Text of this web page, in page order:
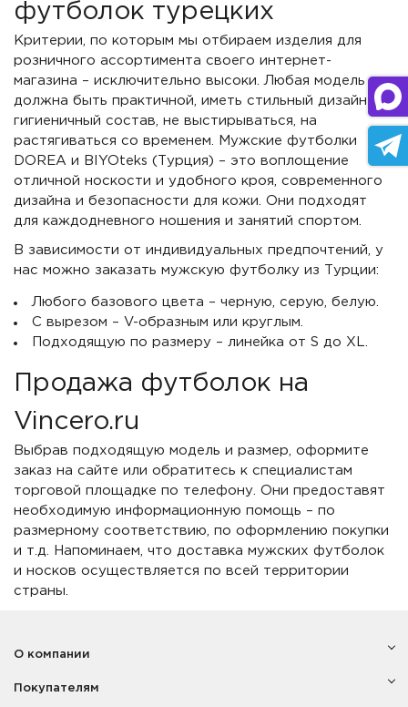
футболок турецких
Критерии, по которым мы отбираем изделия для
розничного ассортимента своего интернет-
магазина – исключительно высоки. Любая модель
должна быть практичной, иметь стильный дизайн и
гигиеничный состав, не выстирываться, на
растягиваться со временем. Мужские футболки
DOREA и BIYOteks (Турция) – это воплощение
отличной носкости и удобного кроя, современного
дизайна и безопасности для кожи. Они подходят
для каждодневного ношения и занятий спортом.
В зависимости от индивидуальных предпочтений, у
нас можно заказать мужскую футболку из Турции:
Любого базового цвета – черную, серую, белую.
С вырезом – V-образным или круглым.
Подходящую по размеру – линейка от S до XL.
Продажа футболок на
Vincero.ru
Выбрав подходящую модель и размер, оформите
заказ на сайте или обратитесь к специалистам
торговой площадке по телефону. Они предоставят
необходимую информационную помощь – по
размерному соответствию, по оформлению покупки
и т.д. Напоминаем, что доставка мужских футболок
и носков осуществляется по всей территории
страны.
Покупателям
О компании